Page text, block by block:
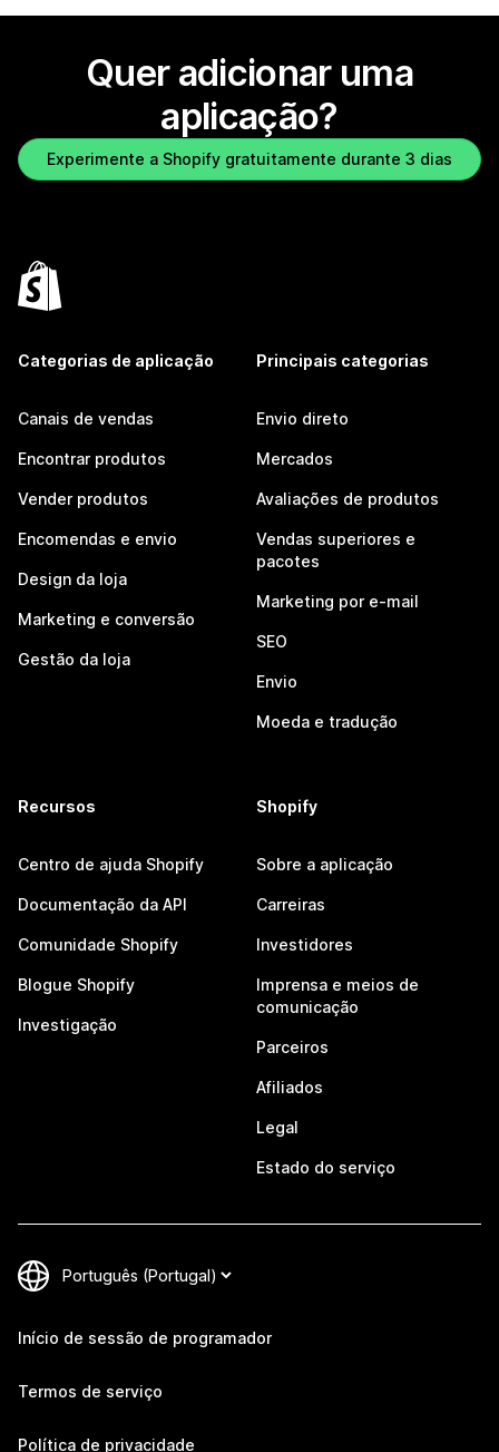
Quer adicionar uma
aplicação?
Experimente a Shopify gratuitamente durante 3 dias
Categorias de aplicação
Canais de vendas
Encontrar produtos
Vender produtos
Encomendas e envio
Design da loja
Marketing e conversão
Gestão da loja
Principais categorias
Envio direto
Mercados
Avaliações de produtos
Vendas superiores e
pacotes
Marketing por e-mail
SEO
Envio
Moeda e tradução
Recursos
Centro de ajuda Shopify
Documentação da API
Comunidade Shopify
Blogue Shopify
Investigação
Shopify
Sobre a aplicação
Carreiras
Investidores
Imprensa e meios de
comunicação
Parceiros
Afiliados
Legal
Estado do serviço
Início de sessão de programador
Termos de serviço
Política de privacidade